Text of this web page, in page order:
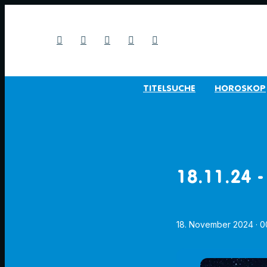
TITELSUCHE HOROSKOP
18.11.24
18. November 2024 ·